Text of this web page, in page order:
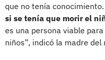
que no tenía conocimiento.
si se tenía que morir el
es una persona viable
niños”, indicó la madre